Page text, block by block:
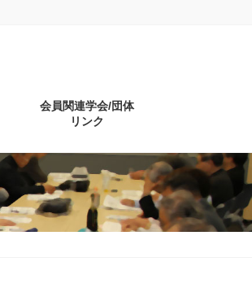
会員関連学会/団体
リンク